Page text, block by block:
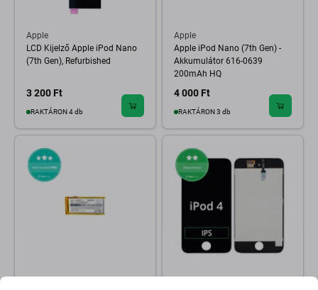
Apple
LCD Kijelző Apple iPod Nano
(7th Gen), Refurbished
3 200 Ft
RAKTÁRON 4 db
Apple
Apple iPod Nano (7th Gen) -
Akkumulátor 616-0639
200mAh HQ
4 000 Ft
RAKTÁRON 3 db